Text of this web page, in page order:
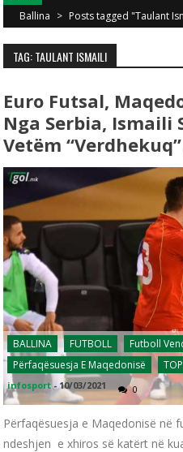
Ballina > Posts tagged "Taulant
TAG: TAULANT ISMAILI
Euro Futsal,
Nga Serbia, Ismaili
Vetëm “verdhekuq”
BALLINA FUTBOLL
Futboll
Përfaqësuesja E Maqedonisë
infosport -10/03/2021 0
Përfaqësuesja e Maqedonisë në
ndeshjen e xhiros së katërt në